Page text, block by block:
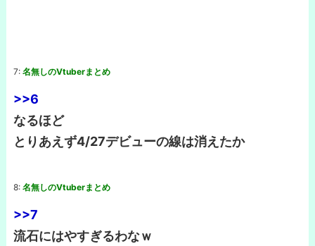
7: 名無しのVtuberまとめ
>>6
なるほど
とりあえず4/27デビューの線は消えたか
8: 名無しのVtuberまとめ
>>7
流石にはやすぎるわなｗ